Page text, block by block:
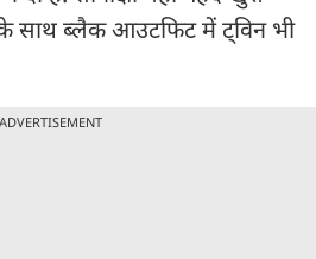
के साथ ब्लैक आउटफिट में ट्विन भी
ADVERTISEMENT